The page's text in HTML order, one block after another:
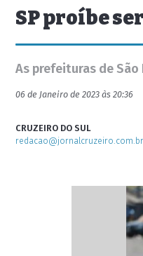
SP proíbe
As prefeituras de
06 de Janeiro de 2023 às 20:36
CRUZEIRO DO SUL
redacao@jornalcruzeiro.com.br